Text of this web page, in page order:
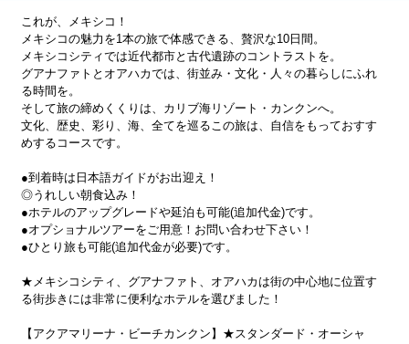
これが、メキシコ！
メキシコの魅力を1本の旅で体感できる、贅沢な10日間。
メキシコシティでは近代都市と古代遺跡のコントラストを。
グアナファトとオアハカでは、街並み・文化・人々の暮らしにふれ
る時間を。
そして旅の締めくくりは、カリブ海リゾート・カンクンへ。
文化、歴史、彩り、海、全てを巡るこの旅は、自信をもっておすす
めするコースです。
●到着時は日本語ガイドがお出迎え！
◎うれしい朝食込み！
●ホテルのアップグレードや延泊も可能(追加代金)です。
●オプショナルツアーをご用意！お問い合わせ下さい！
●ひとり旅も可能(追加代金が必要)です。
★メキシコシティ、グアナファト、オアハカは街の中心地に位置す
る街歩きには非常に便利なホテルを選びました！
【アクアマリーナ・ビーチカンクン】★スタンダード・オーシャ